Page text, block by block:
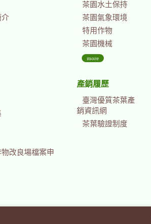
介
改良場檔案申
茶園水土保持
茶園氣象環境
特用作物
茶園機械
more
產銷履歷
臺灣優質茶葉產
銷資訊網
茶葉驗證制度